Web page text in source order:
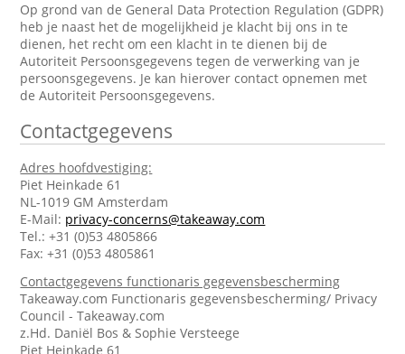
Op grond van de General Data Protection Regulation (GDPR)
heb je naast het de mogelijkheid je klacht bij ons in te
dienen, het recht om een klacht in te dienen bij de
Autoriteit Persoonsgegevens tegen de verwerking van je
persoonsgegevens. Je kan hierover contact opnemen met
de Autoriteit Persoonsgegevens.
Contactgegevens
Adres hoofdvestiging:
Piet Heinkade 61
NL-1019 GM Amsterdam
E-Mail: privacy-concerns@takeaway.com
Tel.: +31 (0)53 4805866
Fax: +31 (0)53 4805861
Contactgegevens functionaris gegevensbescherming
Takeaway.com Functionaris gegevensbescherming/ Privacy
Council - Takeaway.com
z.Hd. Daniël Bos & Sophie Versteege
Piet Heinkade 61